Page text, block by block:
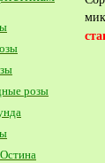
розы